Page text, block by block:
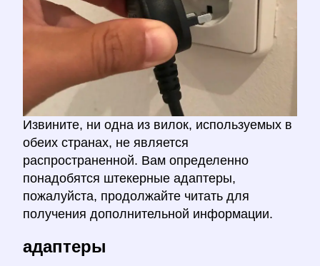
Извините, ни одна из вилок, используемых в
обеих странах, не является
распространенной. Вам определенно
понадобятся штекерные адаптеры,
пожалуйста, продолжайте читать для
получения дополнительной информации.
адаптеры